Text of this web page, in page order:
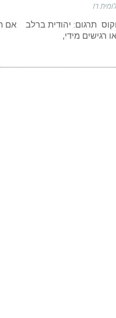
רז
תרגום: יהודית ברלב אם
רגישים מידי,